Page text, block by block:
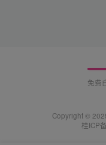
免费
Copyright ©
桂ICP